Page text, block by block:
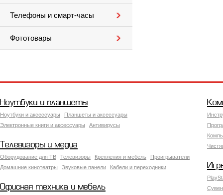
Телефоны и смарт-часы
Фототовары
Ноутбуки и планшеты
Ноутбуки и аксессуары
Планшеты и аксессуары
Электронные книги и аксессуары
Антивирусы
Телевизоры и медиа
Оборудование для ТВ Телевизоры Крепления и мебель
Проигрыватели
Домашние кинотеатры
Звуковые панели Кабели и переходники
Офисная техника и мебель